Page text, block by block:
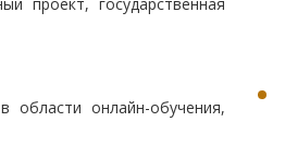
области онлайн-обучения,